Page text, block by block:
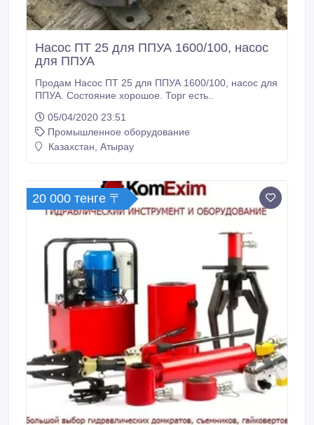
Насос ПТ 25 для ППУА 1600/100, насос
для ППУА
Продам Насос ПТ 25 для ППУА 1600/100, насос для
ППУА. Состояние хорошое. Торг есть..
05/04/2020 23:51
Промышленное оборудование
Казахстан, Атырау
20 000 тенге 〒